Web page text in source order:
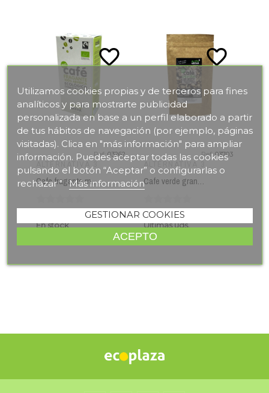
Utilizamos cookies propias y de terceros para fines
analíticos y para mostrarte publicidad
personalizada en base a un perfil elaborado a partir
de tus hábitos de navegación (por ejemplo, páginas
visitadas). Clica en "más información" para ampliar
información. Puedes aceptar todas las cookies
pulsando el botón “Aceptar” o configurarlas o
rechazar " Más información
GESTIONAR COOKIES
ACEPTO
Ref:03262
Cafe fragante molido ALTERNATIVA 3 (250 gr) BIO
En stock
favorite_border
Ref:03703
ALTERNATIVA 3
Cafe verde grano ALTERNATIVA 3 (150 gr) BIO
Últimas uds.
favorite_border
Sin